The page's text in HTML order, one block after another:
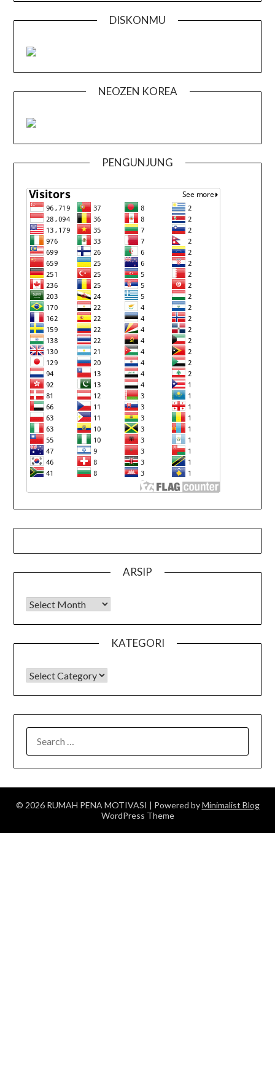
DISKONMU
NEOZEN KOREA
PENGUNJUNG
ARSIP
Arsip
KATEGORI
KATEGORI
FOR:
© 2026 RUMAH PENA MOTIVASI | Powered byMinimalist Blog
WordPress Theme